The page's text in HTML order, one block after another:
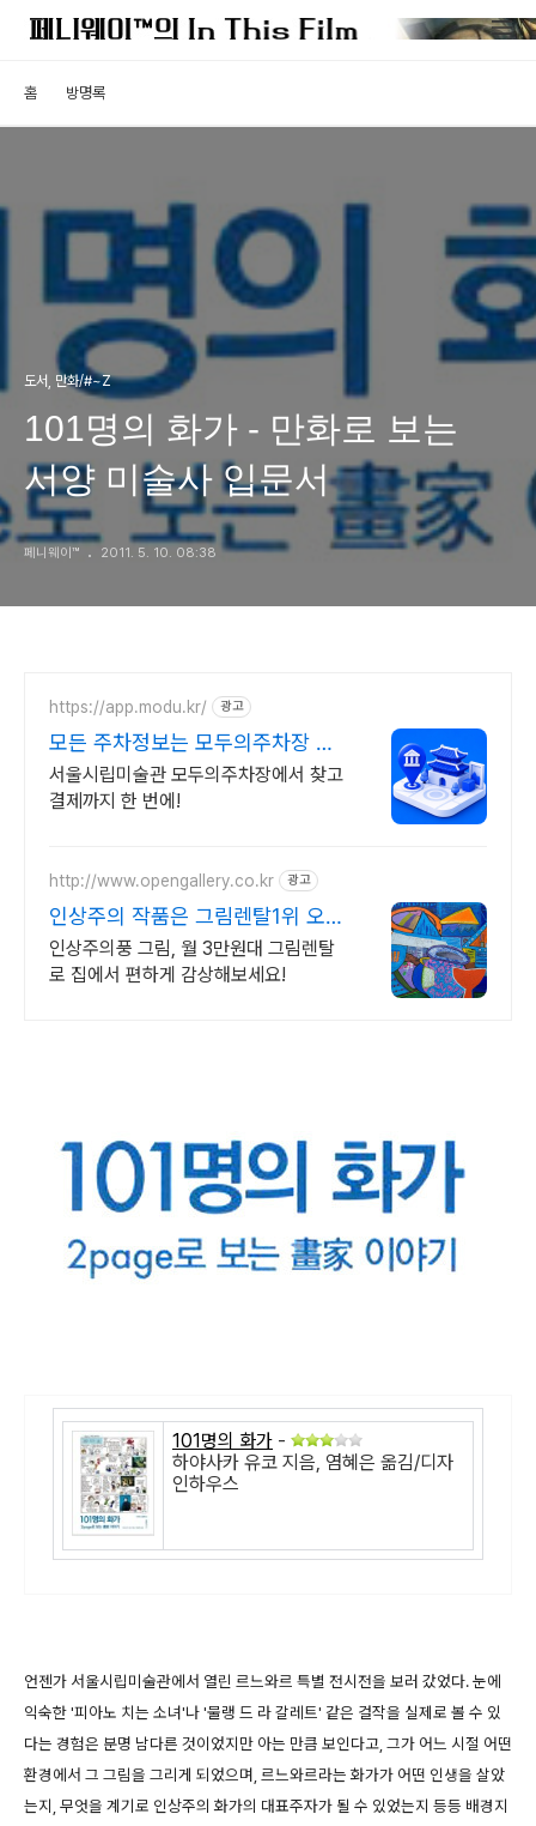
홈 방명록
도서, 만화/#~Z
101명의 화가 - 만화로 보는
서양 미술사 입문서
페니웨이™ 2011. 5. 10. 08:38
https://app.modu.kr/ 광고
모든 주차정보는 모두의주차장 주
차장 검색은 모두의주차장
서울시립미술관 모두의주차장에서 찾고
결제까지 한 번에!
http://www.opengallery.co.kr 광고
인상주의 작품은 그림렌탈1위 오
픈갤러리에서!
인상주의풍 그림, 월 3만원대 그림렌탈
로 집에서 편하게 감상해보세요!
101명의 화가 -
하야사카 유코 지음, 염혜은 옮김/디자
인하우스
언젠가 서울시립미술관에서 열린 르느와르 특별 전시전을 보러 갔었다. 눈에
익숙한 '피아노 치는 소녀'나 '물랭 드 라 갈레트' 같은 걸작을 실제로 볼 수 있
다는 경험은 분명 남다른 것이었지만 아는 만큼 보인다고, 그가 어느 시절 어떤
환경에서 그 그림을 그리게 되었으며, 르느와르라는 화가가 어떤 인생을 살았
는지, 무엇을 계기로 인상주의 화가의 대표주자가 될 수 있었는지 등등 배경지